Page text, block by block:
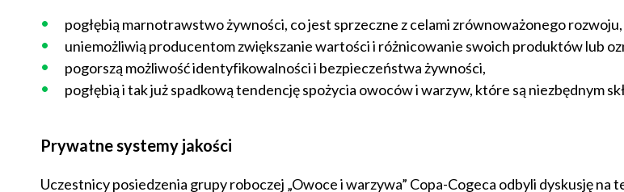
pogłębią marnotrawstwo żywności, co jest sprzeczne z celami zrównoważonego rozwoju,
uniemożliwią producentom zwiększanie wartości i różnicowanie swoich produktów lub
pogorszą możliwość identyfikowalności i bezpieczeństwa żywności,
pogłębią i tak już spadkową tendencję spożycia owoców i warzyw, które są niezbędnym
Prywatne systemy jakości
Uczestnicy posiedzenia grupy roboczej „Owoce i warzywa” Copa-Cogeca odbyli dyskusję na